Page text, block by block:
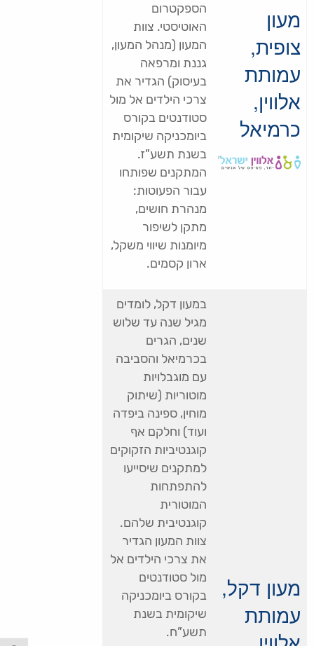
מעון
צופית,
עמותת
אלווין,
כרמיאל
הספקטרום
האוטיסטי. צוות
המעון (מנהל המעון,
גננת ומרפאה
בעיסוק) הגדיר את
צרכי הילדים אל מול
סטודנטים בקורס
ביומכניקה שיקומית
בשנת תשע”ז.
המתקנים שפותחו
עבור הפעוטות:
מנהרת חושים,
מתקן לשיפור
מיומנות שיווי משקל,
ארון קסמים.
מעון דקל,
עמותת
במעון דקל, לומדים
מגיל שנה עד שלוש
שנים, הגרים
בכרמיאל והסביבה
עם מוגבלויות
מוטוריות (שיתוק
מוחין, ספינה ביפדה
ועוד) וחלקם אף
קוגנטיביות הזקוקים
למתקנים שיסייעו
להתפתחות
המוטורית
קוגנטיבית שלהם.
צוות המעון הגדיר
את צרכי הילדים אל
מול סטודנטים
בקורס ביומכניקה
שיקומית בשנת
תשע”ח.